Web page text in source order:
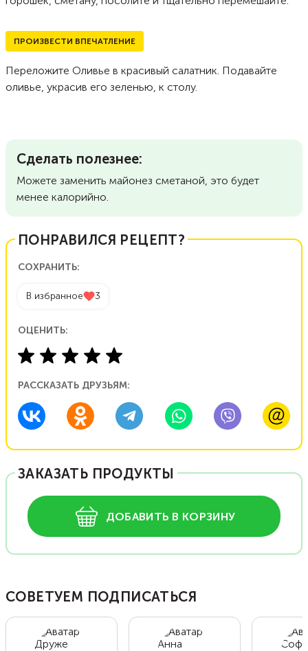
ПРОИЗВЕСТИ ВПЕЧАТЛЕНИЕ
Переложите Оливье в красивый салатник. Подавайте
оливье, украсив его зеленью, к столу.
Сделать полезнее:
Можете заменить майонез сметаной, это будет
менее калорийно.
ПОНРАВИЛСЯ РЕЦЕПТ?
СОХРАНИТЬ:
В избранное 3
ОЦЕНИТЬ:
РАССКАЗАТЬ ДРУЗЬЯМ:
ЗАКАЗАТЬ ПРОДУКТЫ
ДОБАВИТЬ В КОРЗИНУ
СОВЕТУЕМ ПОДПИСАТЬСЯ